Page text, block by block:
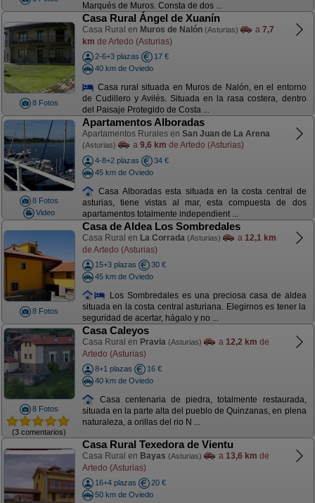
Marqués de Muros. Consta de dos ...
8 Fotos
Casa Rural Ángel de Xuanín
Casa Rural en Muros de Nalón (Asturias) a 7,7
km de Artedo (Asturias)
2-6+3 plazas
17 €
40 km de Oviedo
Casa rural situada en Muros de Nalón, en el entorno
de Cudillero y Avilés. Situada en la rasa costera, dentro
del Paisaje Protegido de Costa ...
8 Fotos
Video
Apartamentos Alboradas
Apartamentos Rurales en San Juan de La Arena
(Asturias) a 9,6 km de Artedo (Asturias)
4-8+2 plazas
34 €
45 km de Oviedo
Casa Alboradas esta situada en la costa central de
asturias, tiene vistas al mar, esta compuesta de dos
apartamentos totalmente independient ...
8 Fotos
Casa de Aldea Los Sombredales
Casa Rural en La Corrada (Asturias) a 12,1 km
de Artedo (Asturias)
15+3 plazas
30 €
45 km de Oviedo
Los Sombredales es una preciosa casa de aldea
situada en la costa central asturiana. Elegirnos es tener la
seguridad de acertar, hágalo y no ...
8 Fotos
(3 comentarios)
Casa Caleyos
Casa Rural en Pravia (Asturias) a 12,2 km de
Artedo (Asturias)
8+1 plazas
16 €
40 km de Oviedo
Casa centenaria de piedra, totalmente restaurada,
situada en la parte alta del pueblo de Quinzanas, en plena
naturaleza, a orillas del rio N ...
Casa Rural Texedora de Vientu
Casa Rural en Bayas (Asturias) a 13,6 km de
Artedo (Asturias)
16+4 plazas
20 €
50 km de Oviedo